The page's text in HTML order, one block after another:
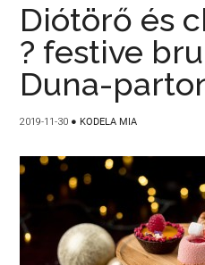
Diótörő és
? festive
Duna-
2019-11-30 ● KODELA MIA